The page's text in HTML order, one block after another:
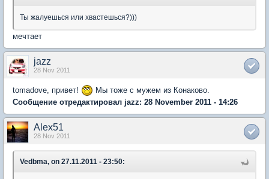
Ты жалуешься или хвастешься?)))
мечтает
jazz
28 Nov 2011
tomadove, привет!
Мы тоже с мужем из Конаково.
Сообщение отредактировал jazz: 28 November 2011 - 14:26
Alex51
28 Nov 2011
Vedbma, on 27.11.2011 - 23:50: